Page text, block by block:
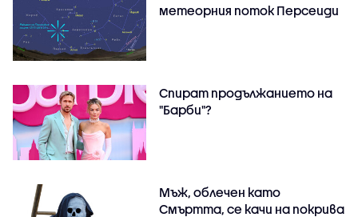
метеорния поток Персеиди
Спират продължанието на
"Барби"?
Мъж, облечен като
Смъртта, се качи на покрива